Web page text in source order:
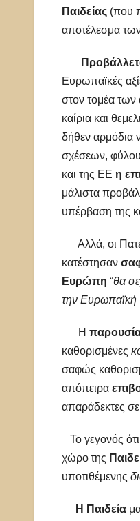
Παιδείας (που
αποτέλεσμα
Ευρωπαϊκές
στον τομέα των
καίρια και
δήθεν αρμόδια
σχέσεων,
και της ΕΕ η
μάλιστα
υπέρβαση της
Αλλά, οι
κατέστησαν
Ευρώπη “θα
την Ευρωπαϊκή
Η
καθορισμένες
σαφώς
απόπειρα
απαράδεκτες
Το γεγονός ότι
χώρο της
υποτιθέμενης
Η Παιδεία